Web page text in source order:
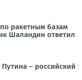
ракетным базам
Шаландин ответил
– российский